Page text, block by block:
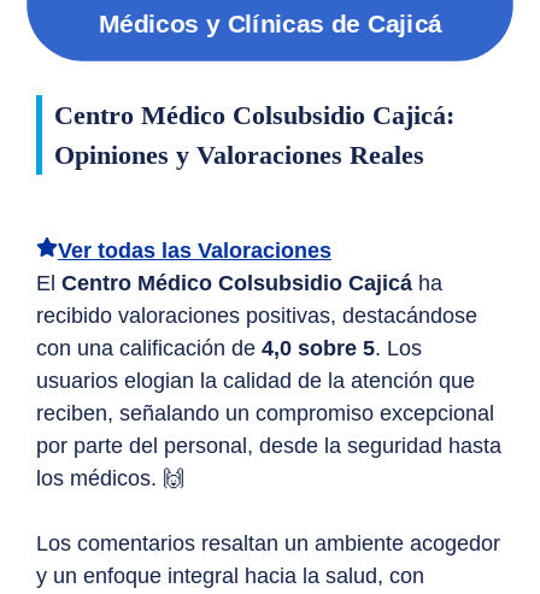
Médicos y Clínicas de Cajicá
Centro Médico Colsubsidio Cajicá:
Opiniones y Valoraciones Reales
Ver todas las Valoraciones
El Centro Médico Colsubsidio Cajicá ha
recibido valoraciones positivas, destacándose
con una calificación de 4,0 sobre 5. Los
usuarios elogian la calidad de la atención que
reciben, señalando un compromiso excepcional
por parte del personal, desde la seguridad hasta
los médicos. 🙌
Los comentarios resaltan un ambiente acogedor
y un enfoque integral hacia la salud, con